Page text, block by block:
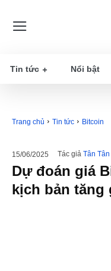
Tin tức Nổi bật
Trang chủ Tin tức Bitcoin
15/06/2025 Tác giả Tân Tân
Dự đoán giá
kịch bản tăng